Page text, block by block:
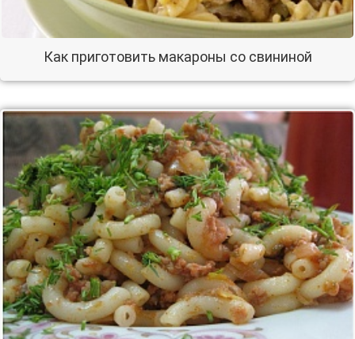
Как приготовить макароны со свининой